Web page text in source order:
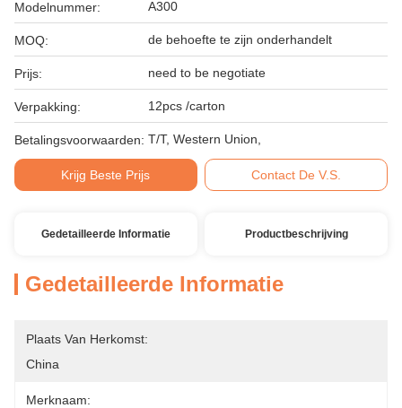
Modelnummer: A300
MOQ: de behoefte te zijn onderhandelt
Prijs: need to be negotiate
Verpakking: 12pcs /carton
Betalingsvoorwaarden: T/T, Western Union,
Krijg Beste Prijs Contact De V.S.
Gedetailleerde Informatie Productbeschrijving
Gedetailleerde Informatie
Plaats Van Herkomst:
China
Merknaam: